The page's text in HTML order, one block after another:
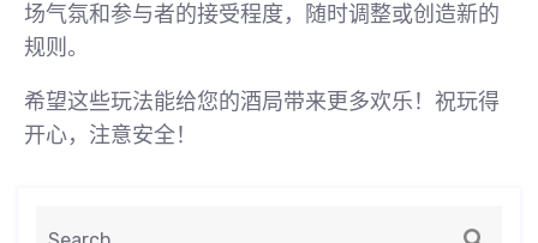
场气氛和参与者的接受程度，随时调整或创造新的
规则。
希望这些玩法能给您的酒局带来更多欢乐！祝玩得
开心，注意安全！